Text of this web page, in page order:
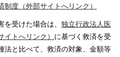
度（外部サイトへリンク）
受けた場合は、 独立行政法人医
トへリンク） に基づく救済を受
法と比べて、救済の対象、金額等